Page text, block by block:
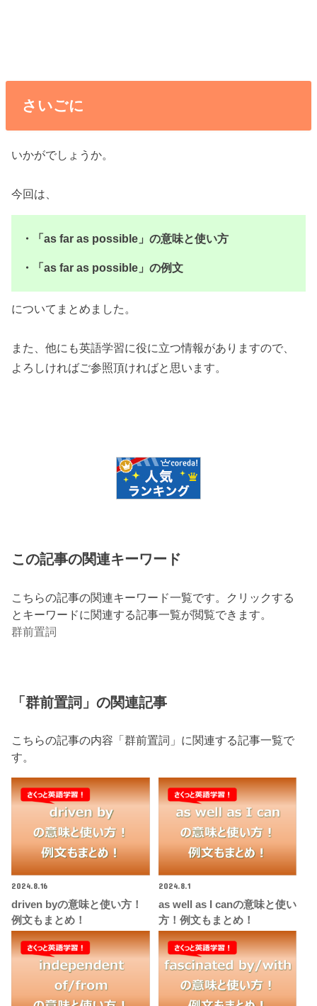
さいごに
いかがでしょうか。
今回は、
・「as far as possible」の意味と使い方
・「as far as possible」の例文
についてまとめました。
また、他にも英語学習に役に立つ情報がありますので、
よろしければご参照頂ければと思います。
この記事の関連キーワード
こちらの記事の関連キーワード一覧です。クリックする
とキーワードに関連する記事一覧が閲覧できます。
群前置詞
「群前置詞」の関連記事
こちらの記事の内容「群前置詞」に関連する記事一覧で
す。
2024.8.16
driven byの意味と使い方！
例文もまとめ！
2024.8.1
as well as I canの意味と使い
方！例文もまとめ！